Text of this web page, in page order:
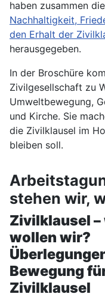
haben zusammen
Nachhaltigkeit,
den Erhalt der
herausgegeben.
In der Broschüre
Zivilgesellschaft zu
Umweltbewegung,
und Kirche. Sie
die Zivilklausel im
bleiben soll.
stehen wir,
Zivilklausel
wollen wir?
Bewegung
Zivilklausel